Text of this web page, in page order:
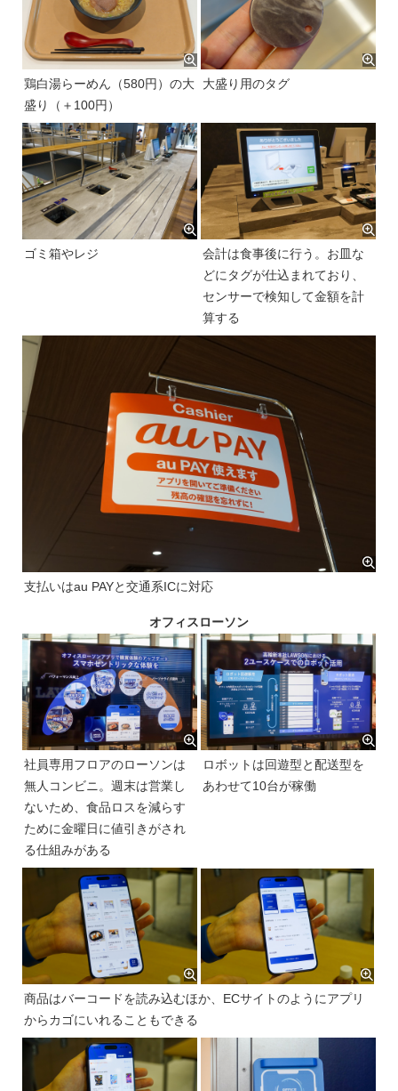
鶏白湯らーめん（580円）の大
盛り（＋100円）
大盛り用のタグ
ゴミ箱やレジ
会計は食事後に行う。お皿な
どにタグが仕込まれており、
センサーで検知して金額を計
算する
支払いはau PAYと交通系ICに対応
オフィスローソン
社員専用フロアのローソンは
無人コンビニ。週末は営業し
ないため、食品ロスを減らす
ために金曜日に値引きがされ
る仕組みがある
ロボットは回遊型と配送型を
あわせて10台が稼働
商品はバーコードを読み込むほか、ECサイトのようにアプリ
からカゴにいれることもできる